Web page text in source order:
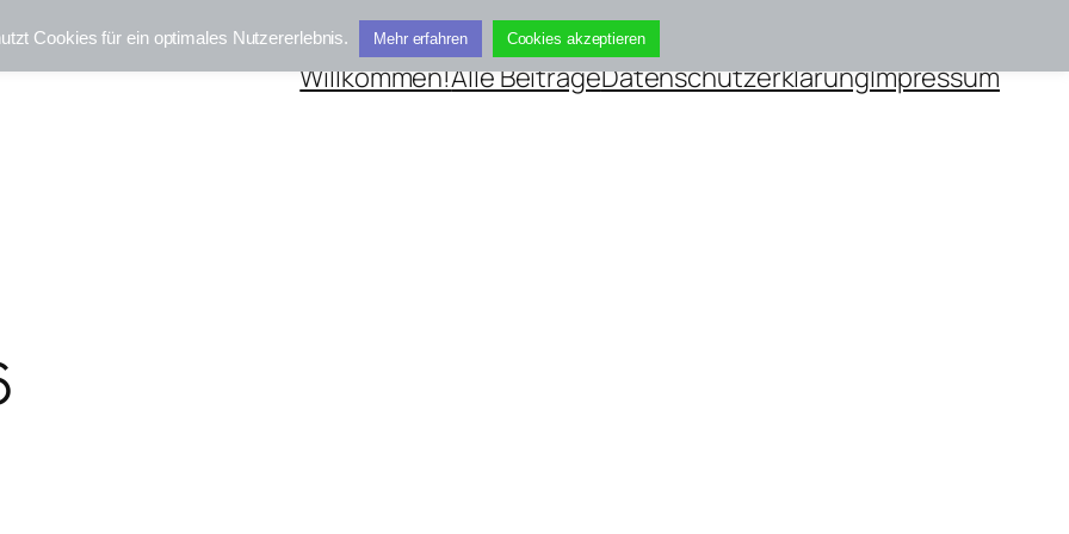
Willkommen!Alle BeiträgeDatenschutzerklärungImpressum
Cookies für ein optimales Nutzererlebnis. Mehr erfahren Cookies akzeptieren